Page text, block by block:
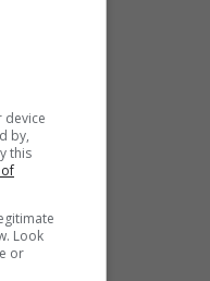
device
by,
this
of
Look
or